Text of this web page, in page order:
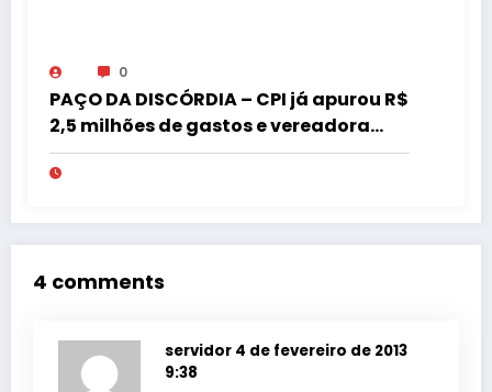
0
PAÇO DA DISCÓRDIA – CPI já apurou R$
2,5 milhões de gastos e vereadora
pede “acordo” para aprovar R$ 9,5
milhões
4 comments
servidor 4 de fevereiro de 2013
9:38